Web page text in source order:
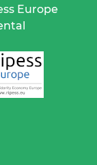
Europe